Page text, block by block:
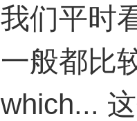
我们平时
一般都比
which...